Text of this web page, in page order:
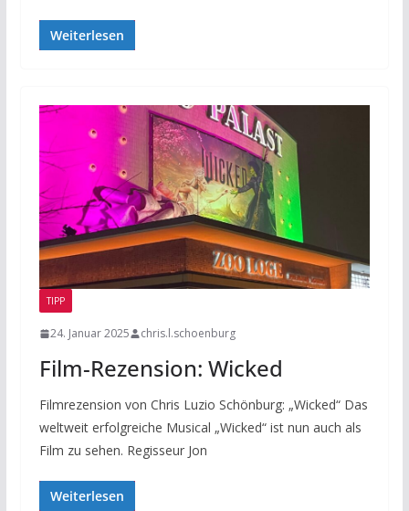
Weiterlesen
TIPP
24. Januar 2025 chris.l.schoenburg
Film-Rezension: Wicked
Filmrezension von Chris Luzio Schönburg: „Wicked“ Das
weltweit erfolgreiche Musical „Wicked“ ist nun auch als
Film zu sehen. Regisseur Jon
Weiterlesen